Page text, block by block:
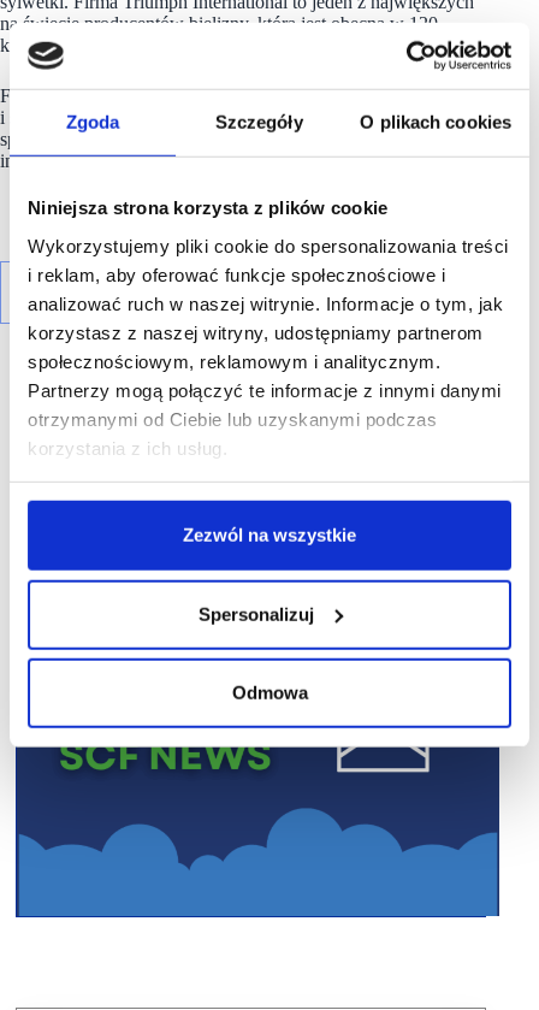
Zgoda Szczegóły O plikach cookies
Niniejsza strona korzysta z plików cookie
Wykorzystujemy pliki cookie do spersonalizowania treści
i reklam, aby oferować funkcje społecznościowe i
analizować ruch w naszej witrynie. Informacje o tym, jak
korzystasz z naszej witryny, udostępniamy partnerom
społecznościowym, reklamowym i analitycznym.
Partnerzy mogą połączyć te informacje z innymi danymi
otrzymanymi od Ciebie lub uzyskanymi podczas
korzystania z ich usług.
Zezwól na wszystkie
Spersonalizuj
Odmowa
na świecie producentów bielizny, która jest obecna w 120
krajach i obejmuje dwie główne marki – Triumph oraz Sloggi.
Firma obsługuje 40 000 klientów hurtowych z całego świata
i sprzedaje swoje produkty w 4050 kontrolowanych punktach
sprzedaży oraz online. Grupa
Triumphjest członkiem globalnej
inicjatywy Business Social Compliance Initiative (BSCI).